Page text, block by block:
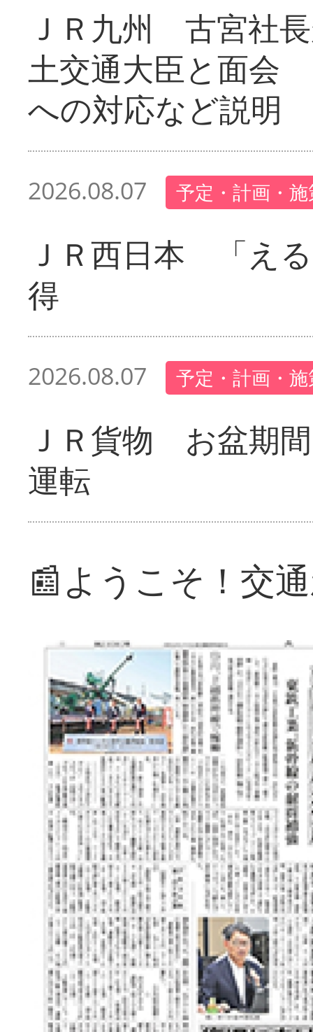
ＪＲ九州 古宮社
土交通大臣と面会
への対応など説明
2026.08.07 予定・計画・
ＪＲ西日本 「え
得
2026.08.07 予定・計画・
ＪＲ貨物 お盆期
運転
📰ようこそ！交